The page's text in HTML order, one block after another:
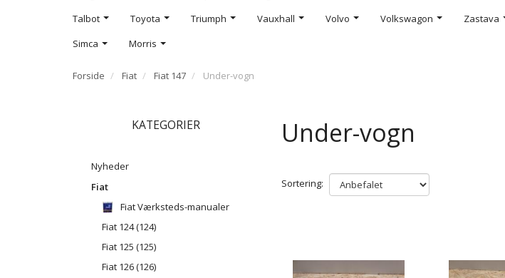
Talbot
Toyota Triumph Vauxhall Volvo Volkswagon Zastava
Simca
Morris
Forside Fiat Fiat 147 Under-vogn
KATEGORIER
Nyheder
Fiat
Fiat Værksteds-manualer
Fiat 124 (124)
Fiat 125 (125)
Fiat 126 (126)
Under-vogn
Sortering: